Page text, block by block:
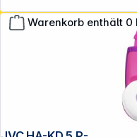
Warenkorb enthält
**EVP =
Alle Preise exkl.